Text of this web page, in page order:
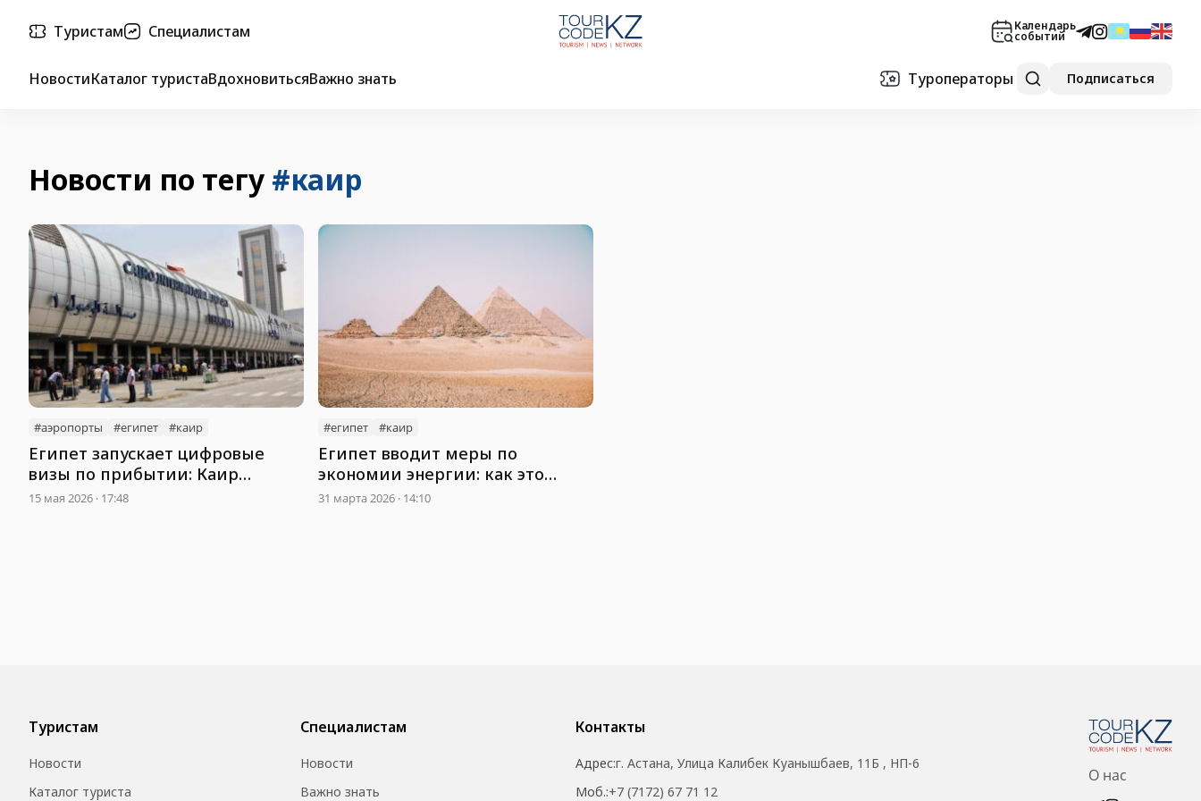
Туристам Специалистам Календарь
событий
НовостиКаталог туристаВдохновитьсяВажно знать Туроператоры Подписаться
Новости по тегу #каир
#аэропорты #египет #каир
Египет запускает цифровые
визы по прибытии: Каир
перейдет на новую систему в
15 мая 2026 · 17:48
#египет #каир
Египет вводит меры по
экономии энергии: как это
отразится на туристах
31 марта 2026 · 14:10
Туристам
Новости
Каталог туриста
Специалистам
Новости
Важно знать
Контакты
Адрес:г. Астана, Улица Калибек Куанышбаев, 11Б , НП-6
Моб.:+7 (7172) 67 71 12
О нас